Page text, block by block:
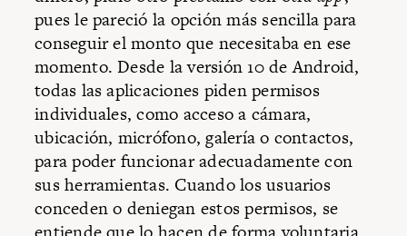
pues le pareció la opción más sencilla para
conseguir el monto que necesitaba en ese
momento. Desde la versión 10 de Android,
todas las aplicaciones piden permisos
individuales, como acceso a cámara,
ubicación, micrófono, galería o contactos,
para poder funcionar adecuadamente con
sus herramientas. Cuando los usuarios
conceden o deniegan estos permisos, se